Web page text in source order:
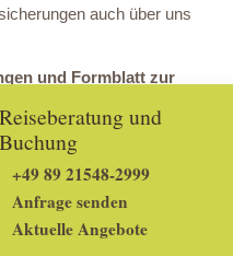
Reiseberatung und
Buchung
+49 89 21548-2999
Anfrage senden
Aktuelle Angebote
auch über uns
und Formblatt zur
sind dieAllgemeinen
Formblatt zur
einer Pauschalreise
.